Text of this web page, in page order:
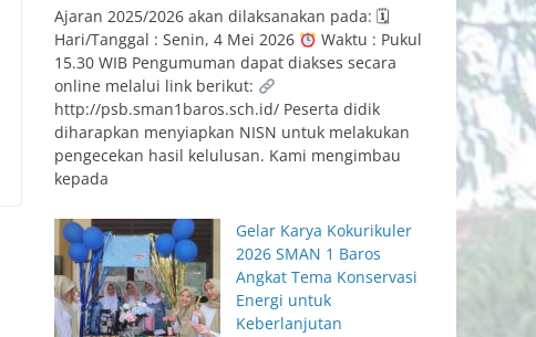
Ajaran 2025/2026 akan dilaksanakan pada: 🗓
Hari/Tanggal : Senin, 4 Mei 2026
Waktu : Pukul
15.30 WIB Pengumuman dapat diakses secara
online melalui link berikut:
http://psb.sman1baros.sch.id/ Peserta didik
diharapkan menyiapkan NISN untuk melakukan
pengecekan hasil kelulusan. Kami mengimbau
kepada
Gelar Karya Kokurikuler
2026 SMAN 1 Baros
Angkat Tema Konservasi
Energi untuk
Keberlanjutan